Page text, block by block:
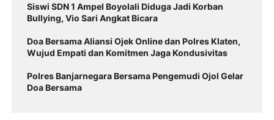
Siswi SDN 1 Ampel Boyolali Diduga Jadi Korban
Bullying, Vio Sari Angkat Bicara
Doa Bersama Aliansi Ojek Online dan Polres Klaten,
Wujud Empati dan Komitmen Jaga Kondusivitas
Polres Banjarnegara Bersama Pengemudi Ojol Gelar
Doa Bersama